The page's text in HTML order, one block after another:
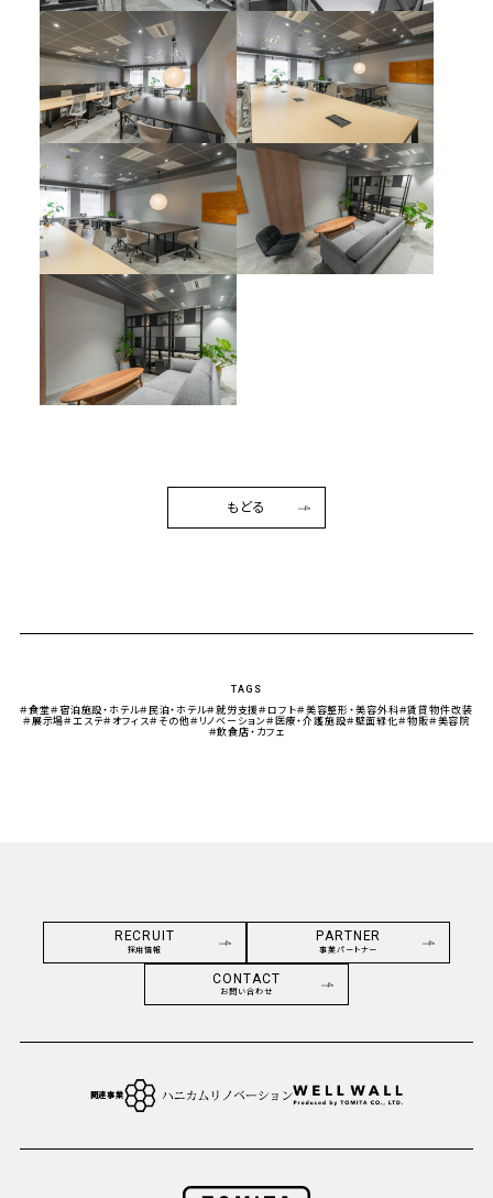
もどる
TAGS
＃食堂＃宿泊施設・ホテル＃民泊・ホテル＃就労支援＃ロフト＃美容整形・美容外科＃賃貸物件改装
＃展示場＃エステ＃オフィス＃その他＃リノベーション＃医療・介護施設＃壁面緑化＃物販＃美容院
＃飲食店・カフェ
RECRUIT
採用情報
PARTNER
事業パートナー
CONTACT
お問い合わせ
関連事業